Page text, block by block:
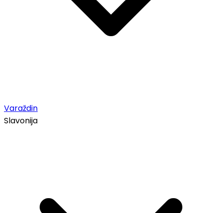
Varaždin
Slavonija